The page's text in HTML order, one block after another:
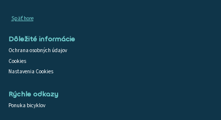
Späť hore
Dôležité informácie
Ochrana osobných údajov
Cookies
Nastavenia Cookies
Rýchle odkazy
Ponuka bicyklov